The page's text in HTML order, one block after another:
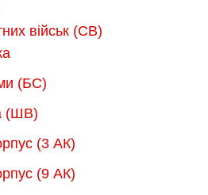
військ (СВ)
(БС)
(ШВ)
(3 АК)
(9 АК)